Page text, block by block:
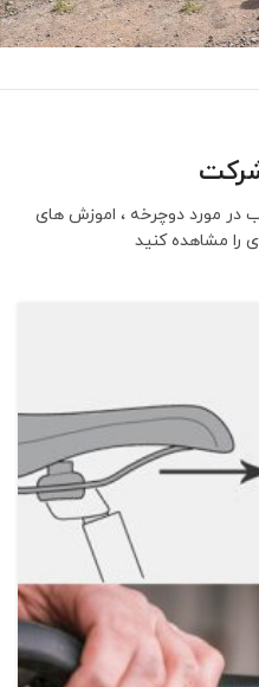
در مورد دوچرخه ، اموزش های
را مشاهده کنید